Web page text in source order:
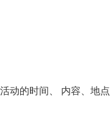
动的时间、 内容、地点